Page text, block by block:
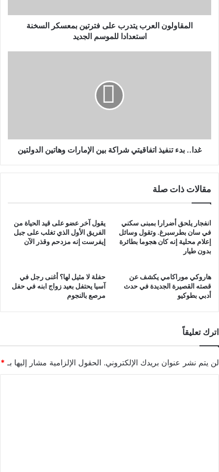
للموسم
المقاولون العرب يتدرب على فترتين بمعسكر السخنة
استعدادا للموسم الجديد
الدولتين
غدا.. بدء تنفيذ اتفاقيتي شراكة بين الإمارات وهاتين الدولتين
مقالات ذات صلة
انفجار يلحق أضرارا بمبنى سكني
في سان بطرسبرغ. وتقول وسائل
إعلام محلية إنه كان هجوما بطائرة
بدون طيار
يقول آخر عضو على قيد الحياة من
الفريق الأول الذي تغلب على جبل
إيفرست إنه مزدحم وقذر الآن
هاروكي موراكامي يكشف عن
قصته القصيرة الجديدة في حدث
أدبي بطوكيو
حفلة لا مثيل لها؟ أغنى رجل في
آسيا يحتفل بعيد زواج ابنه في حفل
مرصع بالنجوم
اترك تعليقاً
لن يتم نشر عنوان بريدك الإلكتروني. الحقول الإلزامية مشار إليها بـ *